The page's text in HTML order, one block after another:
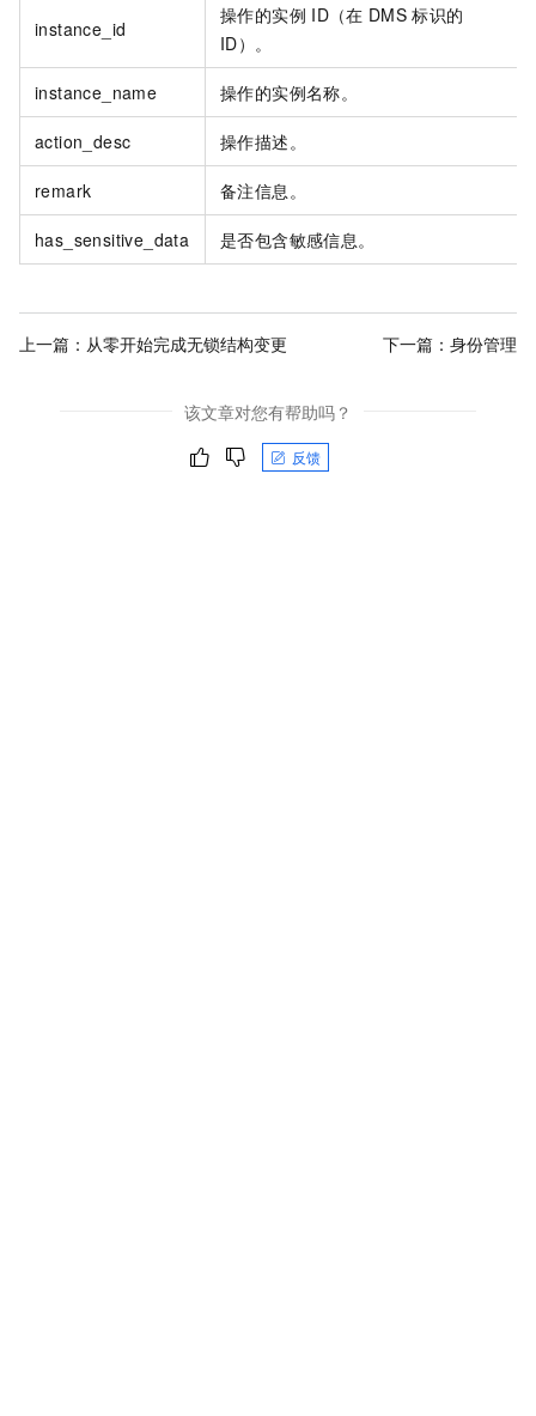
instance_id
操作的实例 ID（在 DMS 标识的
ID）。
instance_name 操作的实例名称。
action_desc 操作描述。
remark 备注信息。
has_sensitive_data 是否包含敏感信息。
上一篇： 从零开始完成无锁结构变更 下一篇： 身份管理
该文章对您有帮助吗？
反馈